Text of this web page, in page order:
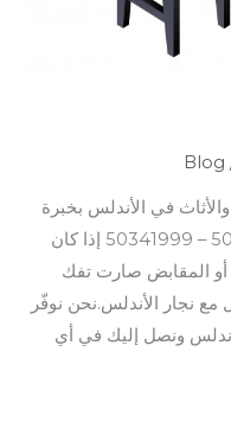
Blog
في الأندلس بخبرة
اتصل أو واتساب: 50341888 – 50341999 إذا كان
أو المقابض صارت تفك
نجار الأندلس.نحن نوفّر
ونصل إليك في أي